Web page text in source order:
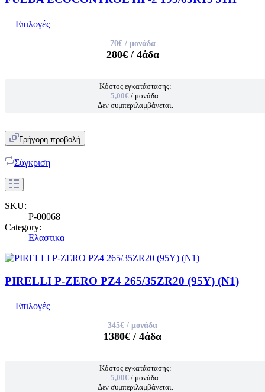
Επιλογές
70€/ μονάδα
280€/ 4άδα
Κόστος εγκατάστασης:
5,00€ / μονάδα.
Δεν συμπεριλαμβάνεται.
Γρήγορη προβολή
Σύγκριση
SKU:
P-00068
Category:
Ελαστικα
PIRELLI P-ZERO PZ4 265/35ZR20 (95Y) (N1)
Επιλογές
345€ / μονάδα
1380€ / 4άδα
Κόστος εγκατάστασης:
5,00€ / μονάδα.
Δεν συμπεριλαμβάνεται.